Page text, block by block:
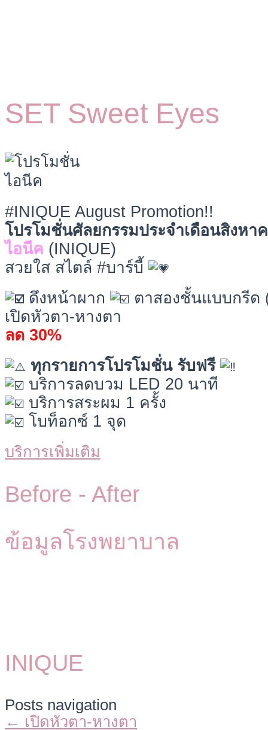
SET Sweet Eyes
#INIQUE August Promotion!!
โปรโมชั่นศัลยกรรมประจำเดือนสิงหา
ไอนีค (INIQUE)
สวยใส สไตล์ #บาร์บี้
ดึงหน้าผาก
ตาสองชั้นแบบกรีด
เปิดหัวตา-หางตา
ลด 30%
ทุกรายการโปรโมชั่น รับฟรี
บริการลดบวม LED 20 นาที
บริการสระผม 1 ครั้ง
โบท็อกซ์ 1 จุด
บริการเพิ่มเติม
Before - After
ข้อมูลโรงพยาบาล
INIQUE
Posts navigation
← เปิดหัวตา-หางตา